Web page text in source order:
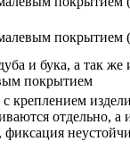
покрытием
и бука, а так же
покрытием
креплением
отдельно, а
фиксация